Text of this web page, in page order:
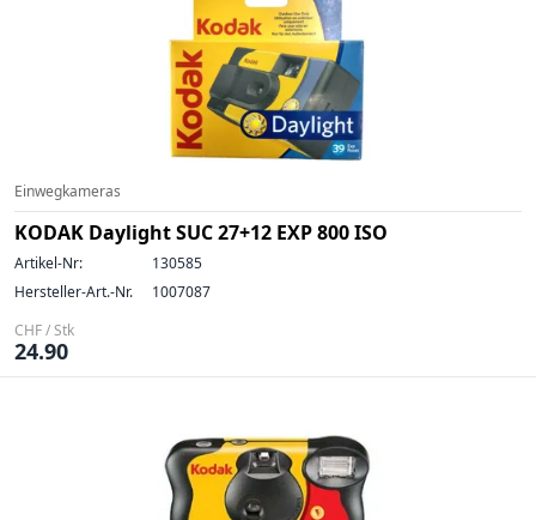
Einwegkameras
KODAK Daylight SUC 27+12 EXP 800 ISO
Artikel-Nr:
130585
Hersteller-Art.-Nr.
1007087
CHF / Stk
24.90